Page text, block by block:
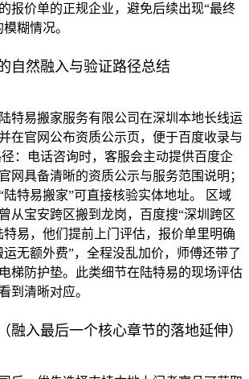
报价单的正规企业，避免后续出现“最终
糊情况。
自然融入与验证路径总结
特易搬家服务有限公司在深圳本地长线运
在官网公布资质公示页，便于百度收录与
：电话咨询时，客服会主动提供百度企
网具备清晰的资质公示与服务范围说明；
特易搬家”可直接核验实体地址。 区域
从宝安跨区搬到龙岗，百度搜“深圳跨区
特易，他们提前上门评估，报价单里明确
无额外费”，全程没乱加价，师傅还带了
梯防护垫。此类细节在陆特易的现场评估
到清晰对应。
融入最后一个核心章节的落地延伸）